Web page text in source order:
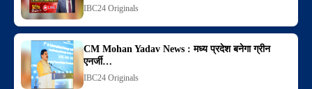
IBC24 Originals
CM Mohan Yadav News : मध्य प्रदेश बनेगा ग्रीन
एनर्जी…
IBC24 Originals